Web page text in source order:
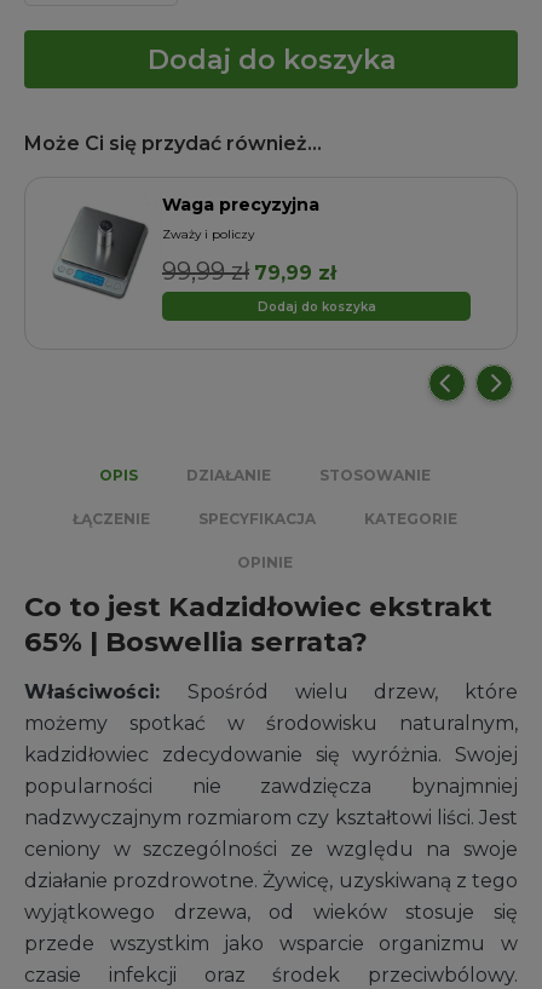
Dodaj do koszyka
Może Ci się przydać również...
Waga precyzyjna
Zważy i policzy
99,99zł Pierwotna
cena
79,99 złAktualna
cena
Dodaj do koszyka
OPIS DZIAŁANIE STOSOWANIE
ŁĄCZENIE SPECYFIKACJA KATEGORIE
OPINIE
Co to jest Kadzidłowiec ekstrakt
65% | Boswellia serrata?
Właściwości: Spośród wielu drzew, które
możemy spotkać w środowisku naturalnym,
kadzidłowiec zdecydowanie się wyróżnia. Swojej
popularności nie zawdzięcza bynajmniej
nadzwyczajnym rozmiarom czy kształtowi liści. Jest
ceniony w szczególności ze względu na swoje
działanie prozdrowotne. Żywicę, uzyskiwaną z tego
wyjątkowego drzewa, od wieków stosuje się
przede wszystkim jako wsparcie organizmu w
czasie infekcji oraz środek przeciwbólowy.